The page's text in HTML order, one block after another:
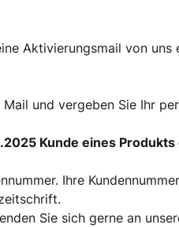
Aktivierungsmail von
und vergeben Sie Ihr
Kunde eines
Ihre
Sie sich gerne an